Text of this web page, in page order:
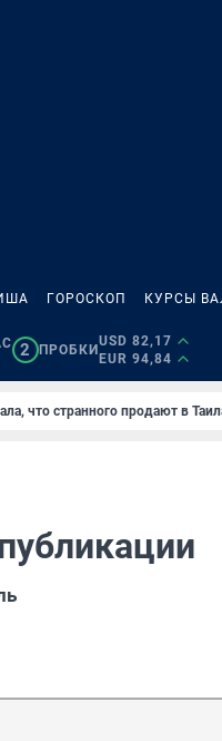
ГОРОСКОП КУРСЫ
2 ПРОБКИ
USD 82,17
EUR 94,84
что странного продают в